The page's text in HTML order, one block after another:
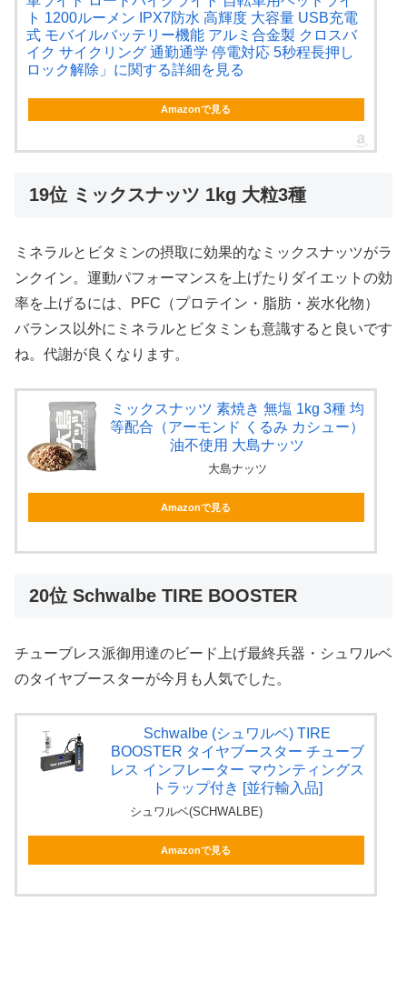
ト 1200ルーメン IPX7防水 高輝度 大容量 USB充電
式 モバイルバッテリー機能 アルミ合金製 クロスバ
イク サイクリング 通勤通学 停電対応 5秒程長押し
ロック解除」に関する詳細を見る
Amazonで見る
19位 ミックスナッツ 1kg 大粒3種
ミネラルとビタミンの摂取に効果的なミックスナッツがラ
ンクイン。運動パフォーマンスを上げたりダイエットの効
率を上げるには、PFC（プロテイン・脂肪・炭水化物）
バランス以外にミネラルとビタミンも意識すると良いです
ね。代謝が良くなります。
ミックスナッツ 素焼き 無塩 1kg 3種 均
等配合（アーモンド くるみ カシュー）
油不使用 大島ナッツ
大島ナッツ
Amazonで見る
20位 Schwalbe TIRE BOOSTER
チューブレス派御用達のビード上げ最終兵器・シュワルベ
のタイヤブースターが今月も人気でした。
Schwalbe (シュワルベ) TIRE
BOOSTER タイヤブースター チューブ
レス インフレーター マウンティングス
トラップ付き [並行輸入品]
シュワルベ(SCHWALBE)
Amazonで見る